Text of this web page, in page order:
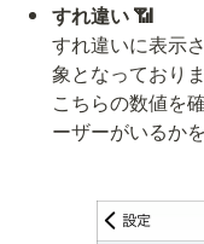
すれ違いに表示
象となっておりま
こちらの数値を
ーザーがいるか